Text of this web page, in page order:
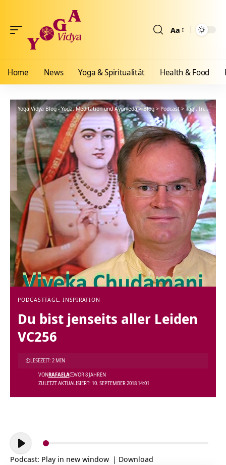
Aa
Home News Yoga & Spiritualität Health & Food
Yoga Vidya Blog - Yoga, Meditation und Ayurveda>Blog> Podcast> Tägl. Inspiration
PODCASTTÄGL. INSPIRATION
Du bist jenseits aller Leiden
VC256
ZULETZT AKTUALISIERT: 10. SEPTEMBER 2018 14:01
VONRAFAELA VOR 8 JAHREN
LESEZEIT: 2 MIN
Audio-
Player
Podcast: Play in new window | Download